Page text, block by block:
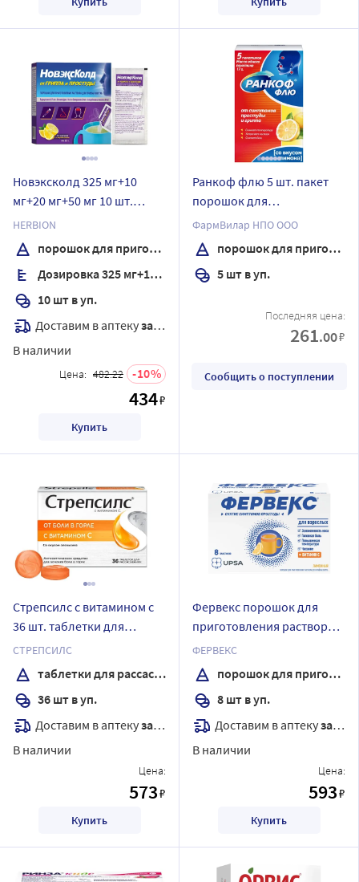
Новэксколд 325 мг+10
мг+20 мг+50 мг 10 шт.
пакет-саше порошок для
приготовления раствора
для приема внутрь
HERBION
порошок для приготовления раствора
Дозировка 325 мг+10 мг+20 мг+50 мг
10 шт в уп.
Доставим в аптекузавтра
В наличии
Цена: 482.22 10
434₽
Купить
Ранкоф флю 5 шт. пакет
порошок для
приготовления раствора
для приема внутрь вкус
лимон 17 гр
ФармВилар НПО ООО
порошок для приготовления раствора
5 шт в уп.
Последняя цена:
261.00₽
Сообщить о поступлении
Стрепсилс с витамином с
36 шт. таблетки для
рассасывания вкус
апельсин
СТРЕПСИЛС
таблетки для рассасывания
36 шт в уп.
Доставим в аптекузавтра
В наличии
Цена:
573₽
Купить
Фервекс порошок для
приготовления раствора
пакет 8 шт. вкус лимон
ФЕРВЕКС
порошок для приготовления раствора
8 шт в уп.
Доставим в аптекузавтра
В наличии
Цена:
593₽
Купить